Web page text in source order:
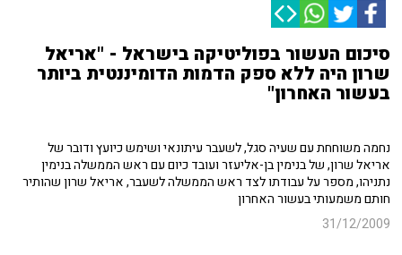
סיכום העשור בפוליטיקה בישראל - "אריאל
שרון היה ללא ספק הדמות הדומיננטית ביותר
בעשור האחרון"
נחמה משוחחת עם שעיה סגל, לשעבר עיתונאי ושימש כיועץ ודובר של
אריאל שרון, של בנימין בן-אליעזר ועובד כיום עם ראש הממשלה בנימין
נתניהו, מספר על עבודתו לצד ראש הממשלה לשעבר, אריאל שרון שהותיר
חותם משמעותי בעשור האחרון
31/12/2009